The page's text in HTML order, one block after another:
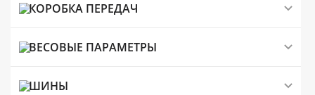
КОРОБКА ПЕРЕДАЧ
ВЕСОВЫЕ ПАРАМЕТРЫ
ШИНЫ